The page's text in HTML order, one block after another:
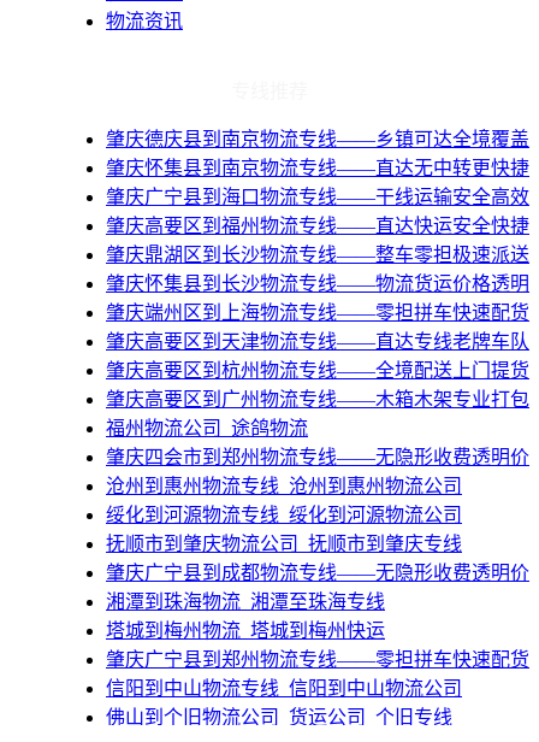
物流资讯
肇庆德庆县到南京物流专线——乡镇可达全境覆盖
肇庆怀集县到南京物流专线——直达无中转更快捷
肇庆广宁县到海口物流专线——干线运输安全高效
肇庆高要区到福州物流专线——直达快运安全快捷
肇庆鼎湖区到长沙物流专线——整车零担极速派送
肇庆怀集县到长沙物流专线——物流货运价格透明
肇庆端州区到上海物流专线——零担拼车快速配货
肇庆高要区到天津物流专线——直达专线老牌车队
肇庆高要区到杭州物流专线——全境配送上门提货
肇庆高要区到广州物流专线——木箱木架专业打包
​福州物流公司_途鸽物流
肇庆四会市到郑州物流专线——无隐形收费透明价
​沧州到惠州物流专线_沧州到惠州物流公司
​绥化到河源物流专线_绥化到河源物流公司
​抚顺市到肇庆物流公司_抚顺市到肇庆专线
肇庆广宁县到成都物流专线——无隐形收费透明价
湘潭到珠海物流_湘潭至珠海专线
塔城到梅州物流_塔城到梅州快运
肇庆广宁县到郑州物流专线——零担拼车快速配货
​信阳到中山物流专线_信阳到中山物流公司
佛山到个旧物流公司_货运公司_个旧专线